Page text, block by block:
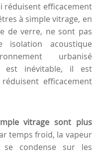
réduisent efficacement
à simple vitrage, en
de verre, ne sont pas
isolation acoustique
urbanisé
est inévitable, il est
efficacement
vitrage sont plus
temps froid, la vapeur
condense sur les